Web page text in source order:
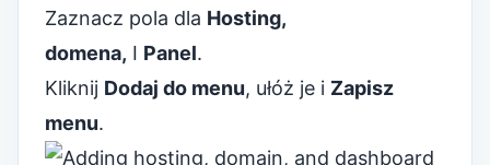
Zaznacz pola dla Hosting,
domena, I Panel.
Kliknij Dodaj do menu, ułóż je i Zapisz
menu.